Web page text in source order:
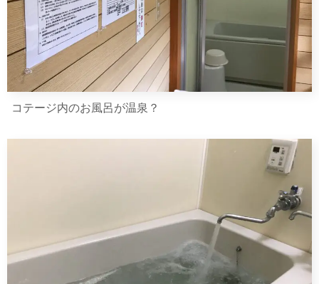
コテージ内のお風呂が温泉？